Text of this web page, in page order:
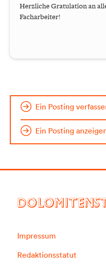
Herzliche Gratulation an
Facharbeiter!
Ein Posting
Ein Posting
Impressum
Redaktionsstatut